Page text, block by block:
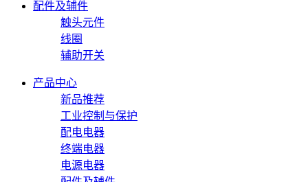
配件及辅件
触头元件
线圈
辅助开关
产品中心
新品推荐
工业控制与保护
配电电器
终端电器
电源电器